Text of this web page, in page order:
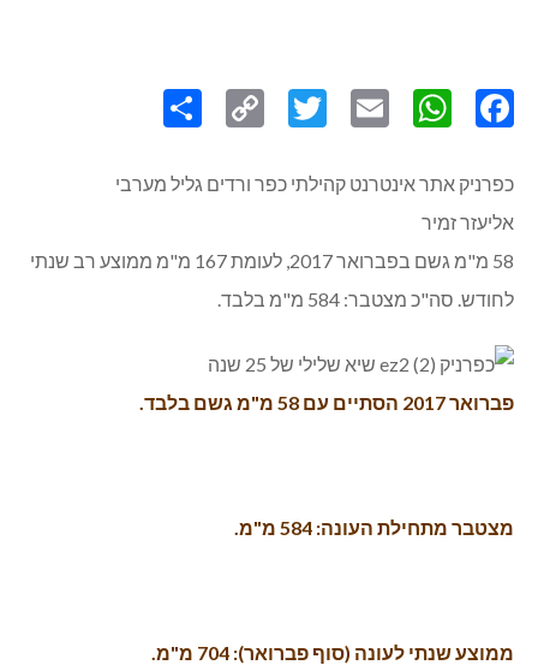
Link
כפרניק אתר אינטרנט קהילתי כפר ורדים גליל מערבי
אליעזר זמיר
58 מ"מ גשם בפברואר 2017, לעומת 167 מ"מ ממוצע רב שנתי
לחודש. סה"כ מצטבר: 584 מ"מ בלבד.
פברואר 2017 הסתיים עם 58 מ"מ גשם בלבד.
מצטבר מתחילת העונה: 584 מ"מ.
ממוצע שנתי לעונה (סוף פברואר): 704 מ"מ.